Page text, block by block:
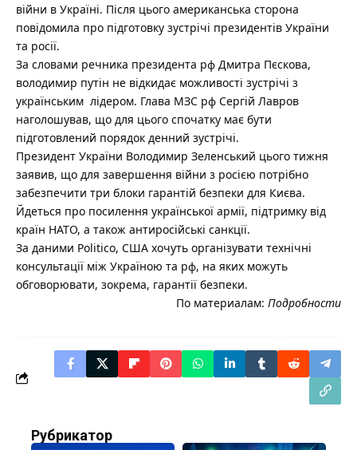
війни в Україні. Після цього американська сторона
повідомила про підготовку зустрічі президентів України
та росії.
За словами речника президента рф Дмитра Пєскова,
володимир путін не відкидає можливості зустрічі з
українським лідером. Глава МЗС рф Сергій Лавров
наголошував, що для цього спочатку має бути
підготовлений порядок денний зустрічі.
Президент України Володимир Зеленський цього тижня
заявив, що для завершення війни з росією потрібно
забезпечити три блоки гарантій безпеки для Києва.
Йдеться про посилення української армії, підтримку від
країн НАТО, а також антиросійські санкції.
За даними Politico, США хочуть організувати технічні
консультації між Україною та рф, на яких можуть
обговорювати, зокрема, гарантії безпеки.
По материалам: Подробности
Рубрикатор